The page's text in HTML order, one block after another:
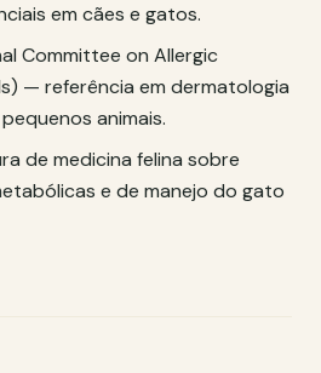
em cães e gatos.
Committee on Allergic
— referência em dermatologia
animais.
de medicina felina sobre
e de manejo do gato